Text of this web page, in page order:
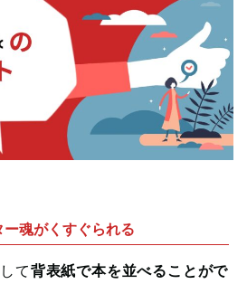
魂がくすぐられる
て背表紙で本を並べることがで